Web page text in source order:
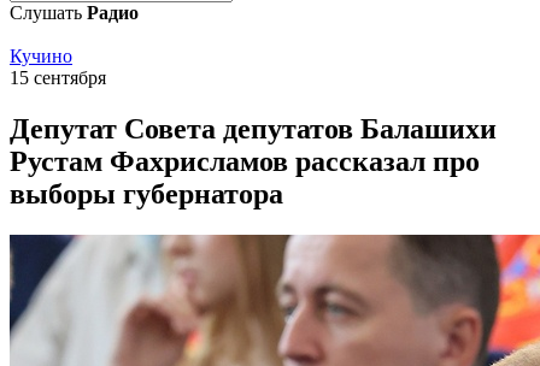
Слушать Радио
Кучино
15 сентября
Депутат Совета депутатов Балашихи
Рустам Фахрисламов рассказал про
выборы губернатора